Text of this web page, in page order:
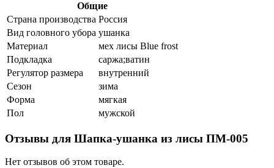
Общие
Страна производства Россия
Вид головного убора ушанка
Материал
мех лисы Blue frost
Подкладка
саржа;ватин
Регулятор размера
внутренний
Сезон
зима
Форма
мягкая
Пол
мужской
Отзывы для Шапка-ушанка из лисы ПМ-005
Нет отзывов об этом товаре.